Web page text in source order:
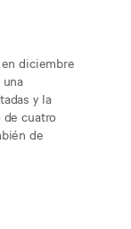
diciembre
y la
cuatro
de